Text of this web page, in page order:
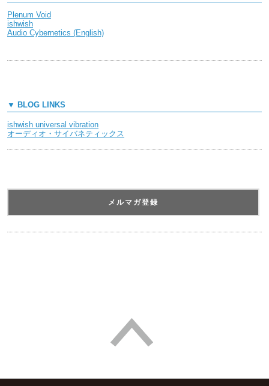
Plenum Void
ishwish
Audio Cybernetics (English)
▼ BLOG LINKS
ishwish universal vibration
オーディオ・サイバネティックス
メルマガ登録